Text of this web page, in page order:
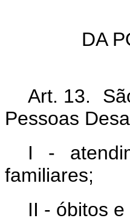
DA
Art. 13.
Pessoas
I -
familiares;
II - óbitos